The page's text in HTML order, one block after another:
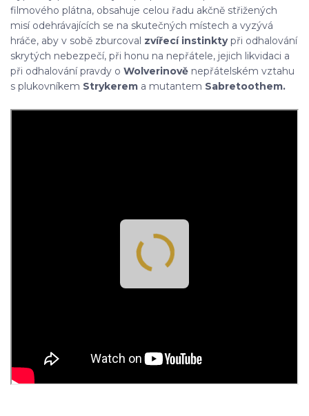
filmového plátna, obsahuje celou řadu akčně střižených
misí odehrávajících se na skutečných místech a vyzývá
hráče, aby v sobě zburcoval zvířecí instinktypři odhalování
skrytých nebezpečí, při honu na nepřátele, jejich likvidaci a
při odhalování pravdy o Wolverinově nepřátelském vztahu
s plukovníkem Strykerem a mutantem Sabretoothem.